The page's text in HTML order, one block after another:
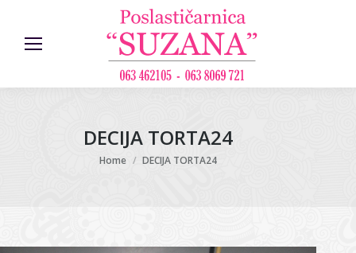
DECIJA TORTA24
You are here:
Home DECIJA TORTA24